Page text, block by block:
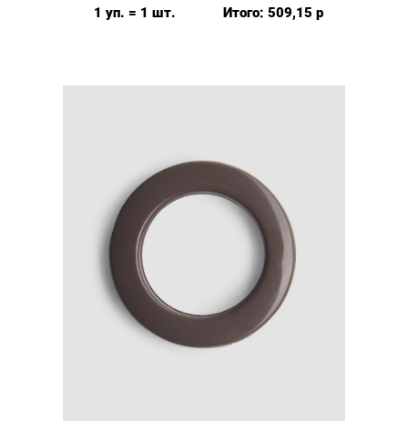
80шт
1 уп. = 1 шт. Итого: 509,15 р